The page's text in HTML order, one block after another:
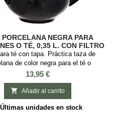
PORCELANA NEGRA PARA
O TÉ, 0,35 L. CON FILTRO
Y TAPA
té con tapa. Práctica taza de
de color negra para el té o
de estilo moderno, con capacidad
incorpora tapa y filtro de acero
Esta podría ser tu taza favorita para
a diario, ya que es muy práctica y
Precio
13,95 €
 Añadir al carrito
Últimas unidades en stock